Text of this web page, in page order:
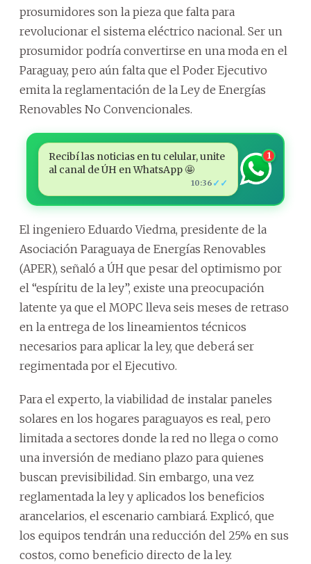
prosumidores son la pieza que falta para
revolucionar el sistema eléctrico nacional. Ser un
prosumidor podría convertirse en una moda en el
Paraguay, pero aún falta que el Poder Ejecutivo
emita la reglamentación de la Ley de Energías
Renovables No Convencionales.
Recibí las noticias en tu celular, unite
al canal de ÚH en WhatsApp 🤩
10:36 ✓✓
1
El ingeniero Eduardo Viedma, presidente de la
Asociación Paraguaya de Energías Renovables
(APER), señaló a ÚH que pesar del optimismo por
el “espíritu de la ley”, existe una preocupación
latente ya que el MOPC lleva seis meses de retraso
en la entrega de los lineamientos técnicos
necesarios para aplicar la ley, que deberá ser
regimentada por el Ejecutivo.
Para el experto, la viabilidad de instalar paneles
solares en los hogares paraguayos es real, pero
limitada a sectores donde la red no llega o como
una inversión de mediano plazo para quienes
buscan previsibilidad. Sin embargo, una vez
reglamentada la ley y aplicados los beneficios
arancelarios, el escenario cambiará. Explicó, que
los equipos tendrán una reducción del 25% en sus
costos, como beneficio directo de la ley.